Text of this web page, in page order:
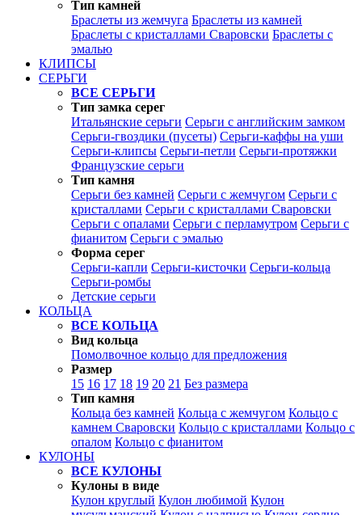
Тип камней
Браслеты из жемчуга Браслеты из камней
Браслеты с кристаллами Сваровски Браслеты с
эмалью
КЛИПСЫ
СЕРЬГИ
ВСЕ СЕРЬГИ
Тип замка серег
Итальянские серьги Серьги с английским замком
Серьги-гвоздики (пусеты) Серьги-каффы на уши
Серьги-клипсы Серьги-петли Серьги-протяжки
Французские серьги
Тип камня
Серьги без камней Серьги с жемчугом Серьги с
кристаллами Серьги с кристаллами Сваровски
Серьги с опалами Серьги с перламутром Серьги с
фианитом Серьги с эмалью
Форма серег
Серьги-капли Серьги-кисточки Серьги-кольца
Серьги-ромбы
Детские серьги
КОЛЬЦА
ВСЕ КОЛЬЦА
Вид кольца
Помолвочное кольцо для предложения
Размер
15 16 17 18 19 20 21 Без размера
Тип камня
Кольца без камней Кольца с жемчугом Кольцо с
камнем Сваровски Кольцо с кристаллами Кольцо с
опалом Кольцо с фианитом
КУЛОНЫ
ВСЕ КУЛОНЫ
Кулоны в виде
Кулон круглый Кулон любимой Кулон